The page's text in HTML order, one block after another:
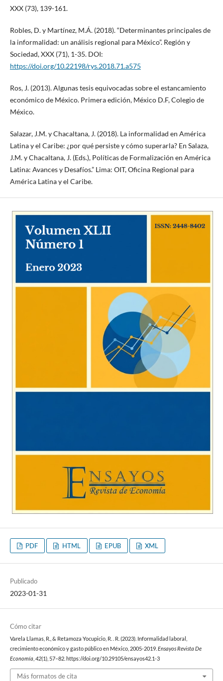
XXX (73), 139-161.
Robles, D. y Martínez, M.Á. (2018). “Determinantes principales de
la informalidad: un análisis regional para México”. Región y
Sociedad, XXX (71), 1-35. DOI:
https://doi.org/10.22198/rys.2018.71.a575
Ros, J. (2013). Algunas tesis equivocadas sobre el estancamiento
económico de México. Primera edición, México D.F, Colegio de
México.
Salazar, J.M. y Chacaltana, J. (2018). La informalidad en América
Latina y el Caribe: ¿por qué persiste y cómo superarla? En Salaza,
J.M. y Chacaltana, J. (Eds.), Políticas de Formalización en América
Latina: Avances y Desafíos.” Lima: OIT, Oficina Regional para
América Latina y el Caribe.
PDF HTML EPUB XML
Publicado
2023-01-31
Cómo citar
Varela Llamas, R., & Retamoza Yocupicio, R. . R. (2023). Informalidad laboral,
crecimiento económico y gasto público en México, 2005-2019. Ensayos Revista De
Economía 42(1), 57–82. https://doi.org/10.29105/ensayos42.1-3
Más formatos de cita